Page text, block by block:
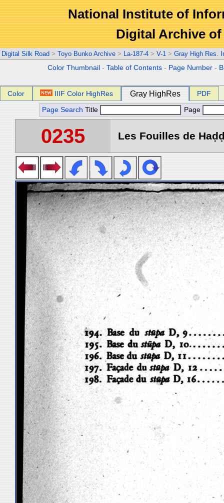
National Institute of
Digital Archive
Digital Silk Road > Toyo Bunko Archive > La-187-4 > V-1 > Gray High Res.
Color Thumbnail -Table of Contents - Page Number -
Color IIIF Color HighRes Gray HighRes PDF
Page Search Title Page
0235 Les Fouilles de